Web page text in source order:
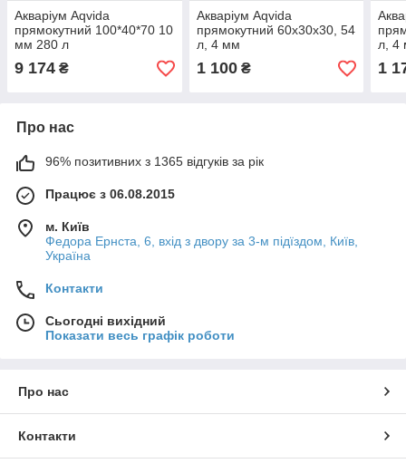
Акваріум Aqvida
прямокутний 100*40*70 10
мм 280 л
9 174 ₴
Акваріум Aqvida
прямокутний 60x30x30, 54
л, 4 мм
1 100₴
л, 4
1
Про нас
96% позитивних з 1365 відгуків за рік
Працює з 06.08.2015
м. Київ
Федора Ернста, 6, вхід з двору за 3-м підїздом, Київ,
Україна
Контакти
Сьогодні вихідний
Показати весь графік роботи
Про нас
Контакти